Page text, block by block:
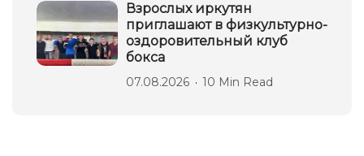
Взрослых иркутян
приглашают в физкультурно-
оздоровительный клуб
бокса
07.08.2026 10 Min Read